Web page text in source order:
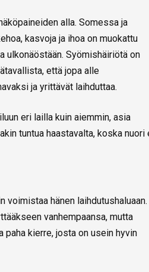
alla. Somessa ja
kasvoja ja ihoa on muokattu
ulkonäöstään. Syömishäiriötä on
että jopa alle
ja yrittävät laihduttaa.
eri lailla kuin aiemmin, asia
tuntua haastavalta, koska nuori
voimistaa hänen laihdutushaluaan.
vanhempaansa, mutta
paha kierre, josta on usein hyvin